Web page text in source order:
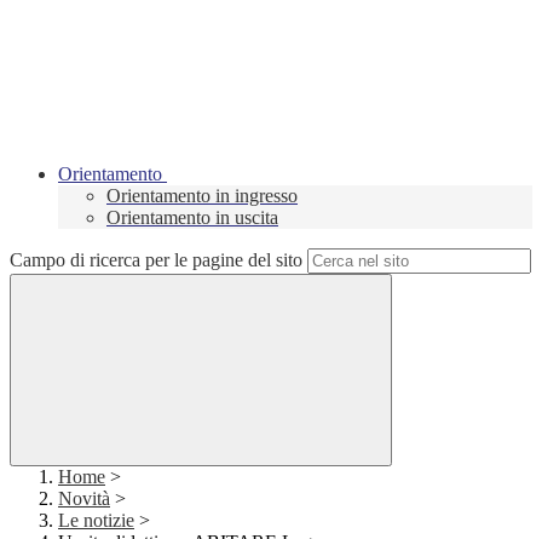
Orientamento
Orientamento in ingresso
Orientamento in uscita
Campo di ricerca per le pagine del sito
Home >
Novità >
Le notizie >